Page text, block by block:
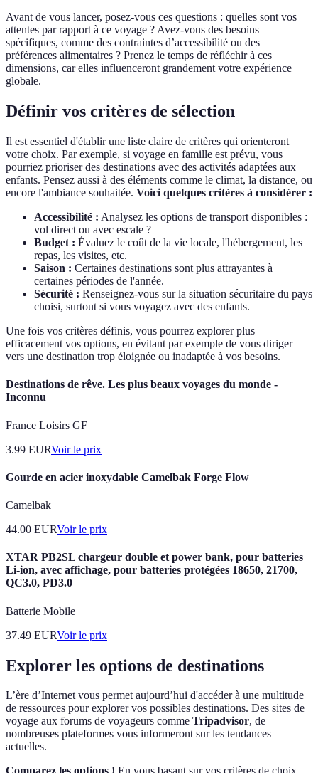
Avant de vous lancer, posez-vous ces questions : quelles sont vos
attentes par rapport à ce voyage ? Avez-vous des besoins
spécifiques, comme des contraintes d’accessibilité ou des
préférences alimentaires ? Prenez le temps de réfléchir à ces
dimensions, car elles influenceront grandement votre expérience
globale.
Définir vos critères de sélection
Il est essentiel d'établir une liste claire de critères qui orienteront
votre choix. Par exemple, si voyage en famille est prévu, vous
pourriez prioriser des destinations avec des activités adaptées aux
enfants. Pensez aussi à des éléments comme le climat, la distance, ou
encore l'ambiance souhaitée. Voici quelques critères à considérer :
Accessibilité : Analysez les options de transport disponibles :
vol direct ou avec escale ?
Budget : Évaluez le coût de la vie locale, l'hébergement, les
repas, les visites, etc.
Saison : Certaines destinations sont plus attrayantes à
certaines périodes de l'année.
Sécurité : Renseignez-vous sur la situation sécuritaire du pays
choisi, surtout si vous voyagez avec des enfants.
Une fois vos critères définis, vous pourrez explorer plus
efficacement vos options, en évitant par exemple de vous diriger
vers une destination trop éloignée ou inadaptée à vos besoins.
Destinations de rêve. Les plus beaux voyages du monde -
Inconnu
France Loisirs GF
3.99 EURVoir le prix
Gourde en acier inoxydable Camelbak Forge Flow
Camelbak
44.00 EURVoir le prix
XTAR PB2SL chargeur double et power bank, pour batteries
Li-ion, avec affichage, pour batteries protégées 18650, 21700,
QC3.0, PD3.0
Batterie Mobile
37.49 EURVoir le prix
Explorer les options de destinations
L’ère d’Internet vous permet aujourd’hui d'accéder à une multitude
de ressources pour explorer vos possibles destinations. Des sites de
voyage aux forums de voyageurs comme Tripadvisor, de
nombreuses plateformes vous informeront sur les tendances
actuelles.